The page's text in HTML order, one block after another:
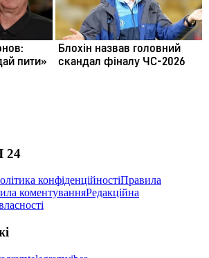
24
конфіденційностіПравила
коментуванняРедакційна